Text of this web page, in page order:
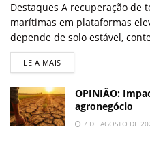
Destaques A recuperação de
marítimas em plataformas
depende de solo estável,
LEIA MAIS
OPINIÃO:
agronegócio
7 DE AGOSTO DE